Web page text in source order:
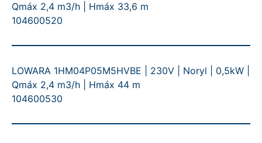
Qmáx 2,4 m3/h | Hmáx 33,6 m
104600520
LOWARA 1HM04P05M5HVBE | 230V | Noryl | 0,5kW |
Qmáx 2,4 m3/h | Hmáx 44 m
104600530